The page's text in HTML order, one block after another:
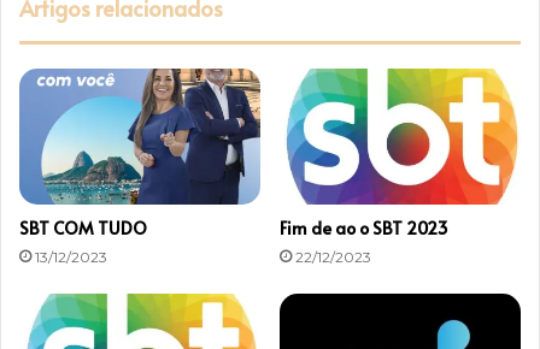
Artigos relacionados
SBT COM TUDO
13/12/2023
Fim de ao o SBT 2023
22/12/2023